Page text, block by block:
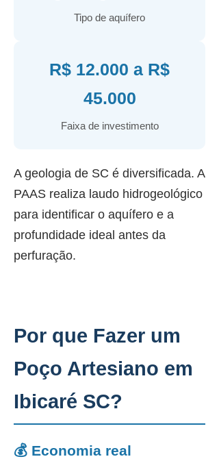
Tipo de aquífero
R$ 12.000 a R$
45.000
Faixa de investimento
A geologia de SC é diversificada. A
PAAS realiza laudo hidrogeológico
para identificar o aquífero e a
profundidade ideal antes da
perfuração.
Por que Fazer um
Poço Artesiano em
Ibicaré SC?
💰 Economia real